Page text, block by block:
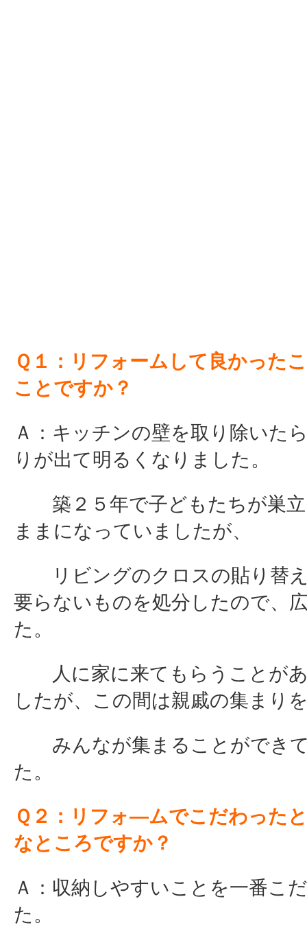
Ｑ１：リフォームして良かった
ことですか？
Ａ：キッチンの壁を取り除いた
りが出て明るくなりました。
築２５年で子どもたちが巣立
ままになっていましたが、
リビングのクロスの貼り替
要らないものを処分したので、
た。
人に家に来てもらうことが
したが、この間は親戚の集まり
みんなが集まることができ
た。
Ｑ２：リフォ―ムでこだわった
なところですか？
Ａ：収納しやすいことを一番こ
た。